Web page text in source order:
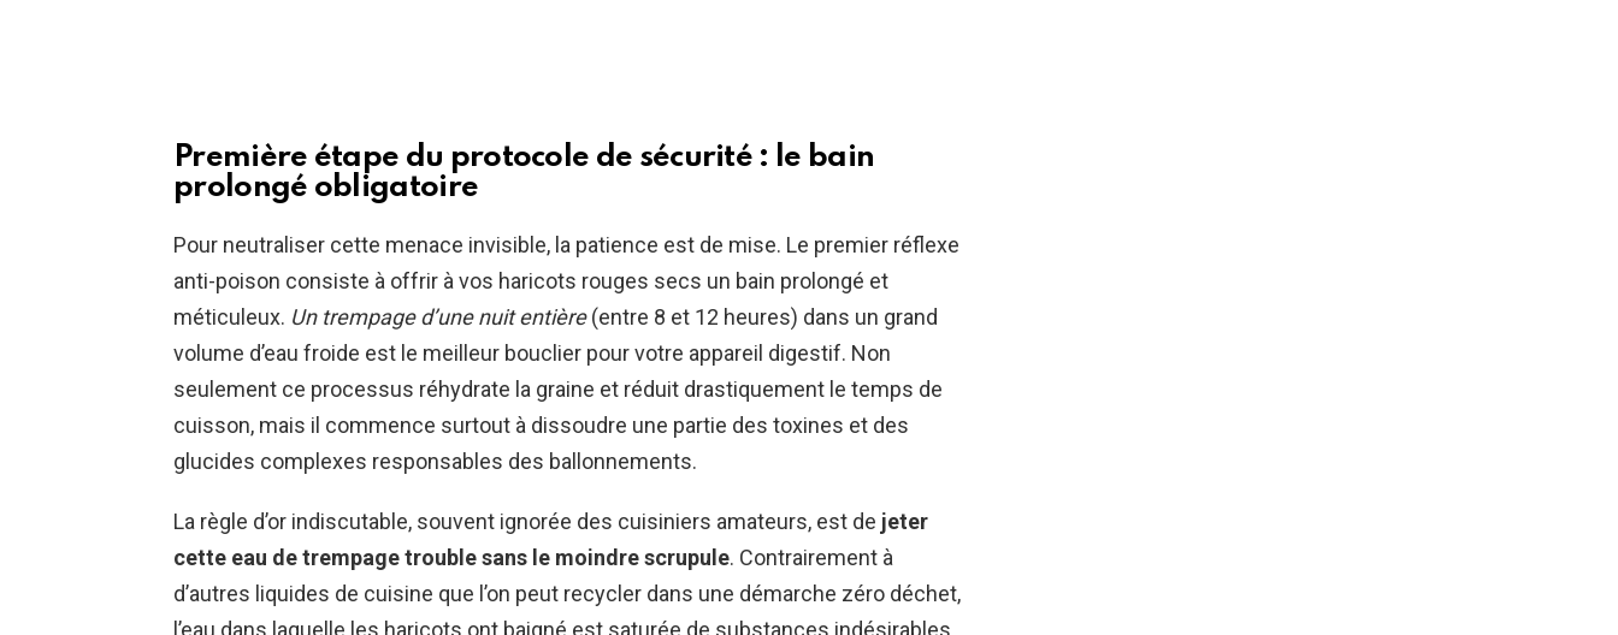
Première étape du protocole de sécurité : le bain
prolongé obligatoire
Pour neutraliser cette menace invisible, la patience est de mise. Le premier réflexe
anti-poison consiste à offrir à vos haricots rouges secs un bain prolongé et
méticuleux. Un trempage d’une nuit entière(entre 8 et 12 heures) dans un grand
volume d’eau froide est le meilleur bouclier pour votre appareil digestif. Non
seulement ce processus réhydrate la graine et réduit drastiquement le temps de
cuisson, mais il commence surtout à dissoudre une partie des toxines et des
glucides complexes responsables des ballonnements.
La règle d’or indiscutable, souvent ignorée des cuisiniers amateurs, est de jeter
cette eau de trempage trouble sans le moindre scrupule. Contrairement à
d’autres liquides de cuisine que l’on peut recycler dans une démarche zéro déchet,
l’eau dans laquelle les haricots ont baigné est saturée de substances indésirables.